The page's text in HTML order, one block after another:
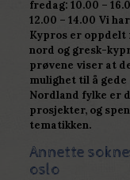
fredag: 10.00 –
12.00 – 14.00 Vi
Kypros er
nord og gresk-
prøvene viser at
mulighet til å
Nordland fylke er
prosjekter, og
tematikken.
Annette
oslo